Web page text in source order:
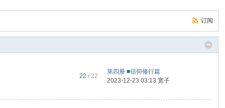
订阅
22 / 22
第四册 ■信仰修行篇
2023-12-23 03:13宽子